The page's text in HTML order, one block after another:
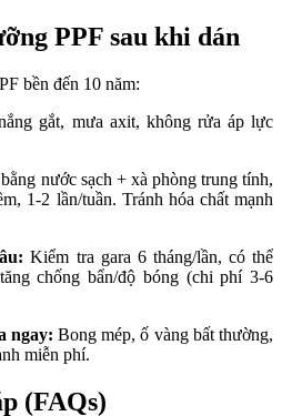
PPF sau khi dán
bền đến 10 năm:
gắt, mưa axit, không rửa áp lực
nước sạch + xà phòng trung tính,
1-2 lần/tuần. Tránh hóa chất mạnh
Kiểm tra gara 6 tháng/lần, có thể
chống bẩn/độ bóng (chi phí 3-6
ngay:Bong mép, ố vàng bất thường,
miễn phí.
(FAQs)